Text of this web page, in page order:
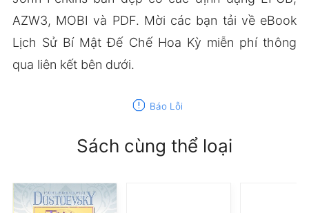
AZW3, MOBI và PDF. Mời các bạn tải về eBook
Lịch Sử Bí Mật Đế Chế Hoa Kỳ miễn phí thông
qua liên kết bên dưới.
report Báo Lỗi
Sách cùng thể loại